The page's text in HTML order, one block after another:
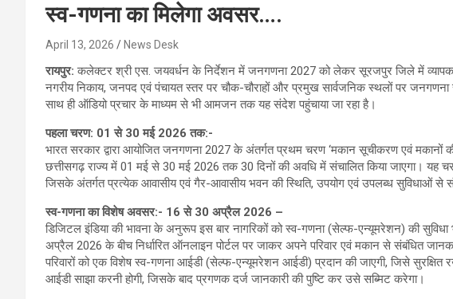
स्व-गणना का मिलेगा अवसर….
April 13, 2026 News Desk
रायपुर:कलेक्टर श्री एस. जयवर्धन के निर्देशन में जनगणना 2027 को लेकर सूरजपुर जिले में
नगरीय निकाय, जनपद एवं पंचायत स्तर पर चौक-चौराहों और प्रमुख सार्वजनिक स्थलों पर जनगणना
साथ ही ऑडियो प्रचार के माध्यम से भी आमजन तक यह संदेश पहुंचाया जा रहा है।
पहला चरण: 01 से 30 मई 2026 तक:-
भारत सरकार द्वारा आयोजित जनगणना 2027 के अंतर्गत प्रथम चरण ‘मकान सूचीकरण एवं मकानों
छत्तीसगढ़ राज्य में 01 मई से 30 मई 2026 तक 30 दिनों की अवधि में संचालित किया जाएगा। यह
जिसके अंतर्गत प्रत्येक आवासीय एवं गैर-आवासीय भवन की स्थिति, उपयोग एवं उपलब्ध सुविधाओं से
स्व-गणना का विशेष अवसर:- 16 से 30 अप्रैल 2026 –
डिजिटल इंडिया की भावना के अनुरूप इस बार नागरिकों को स्व-गणना (सेल्फ-एन्यूमरेशन) की
अप्रैल 2026 के बीच निर्धारित ऑनलाइन पोर्टल पर जाकर अपने परिवार एवं मकान से संबंधित
परिवारों को एक विशेष स्व-गणना आईडी (सेल्फ-एन्यूमरेशन आईडी) प्रदान की जाएगी, जिसे
आईडी साझा करनी होगी, जिसके बाद प्रगणक दर्ज जानकारी की पुष्टि कर उसे सब्मिट करेगा।